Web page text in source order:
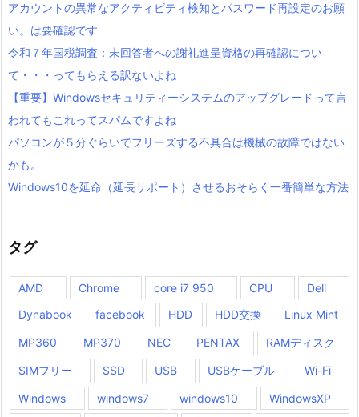
アカウントの異常なアクティビティ検知とパスワード再設定のお願
い。は要確認です
令和７年国税調査：未回答者への謝礼進呈資格の再確認につい
て・・・ってもらえる訳ないよね
【重要】Windowsセキュリティーシステムのアップグレードって言
われてもこれってスパムですよね
パソコンが５分ぐらいでフリーズする不具合は機械の故障ではない
かも。
Windows10を延命（延長サポート）させるおそらく一番簡単な方法
タグ
AMD Chrome core i7 950 CPU
Dell
Dynabook
facebook HDD HDD交換 Linux Mint
MP360 MP370 NEC PENTAX RAMディスク
SIMフリー SSD USB USBケーブル Wi-Fi
Windows windows7 windows10
WindowsXP